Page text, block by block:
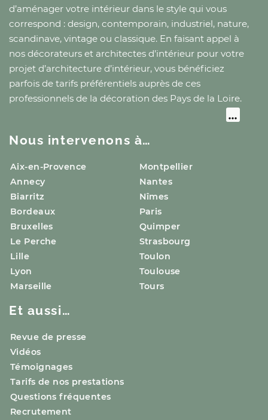
d’aménager votre intérieur dans le style qui vous
correspond : design, contemporain, industriel, nature,
scandinave, vintage ou classique. En faisant appel à
nos décorateurs et architectes d’intérieur pour votre
projet d’architecture d’intérieur, vous bénéficiez
parfois de tarifs préférentiels auprès de ces
professionnels de la décoration des Pays de la Loire.
Nous intervenons à…
Aix-en-Provence
Annecy
Biarritz
Bordeaux
Bruxelles
Le Perche
Lille
Lyon
Marseille
Montpellier
Nantes
Nîmes
Paris
Quimper
Strasbourg
Toulon
Toulouse
Tours
Et aussi…
Revue de presse
Vidéos
Témoignages
Tarifs de nos prestations
Questions fréquentes
Recrutement